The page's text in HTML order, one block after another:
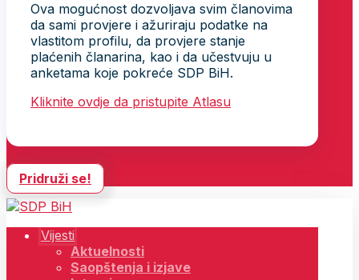
Ova mogućnost dozvoljava svim članovima
da sami provjere i ažuriraju podatke na
vlastitom profilu, da provjere stanje
plaćenih članarina, kao i da učestvuju u
anketama koje pokreće SDP BiH.
Kliknite ovdje da pristupite Atlasu
Pridruži se!
Vijesti
Aktuelnosti
Saopštenja i izjave